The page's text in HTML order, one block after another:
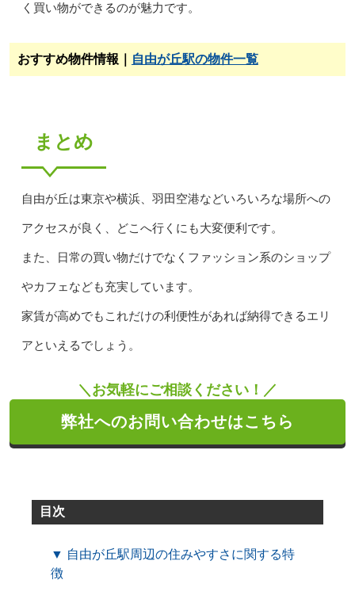
く買い物ができるのが魅力です。
おすすめ物件情報｜ 自由が丘駅の物件一覧
まとめ
自由が丘は東京や横浜、羽田空港などいろいろな場所への
アクセスが良く、どこへ行くにも大変便利です。
また、日常の買い物だけでなくファッション系のショップ
やカフェなども充実しています。
家賃が高めでもこれだけの利便性があれば納得できるエリ
アといえるでしょう。
＼お気軽にご相談ください！／
弊社へのお問い合わせはこちら
目次
▼ 自由が丘駅周辺の住みやすさに関する特
徴